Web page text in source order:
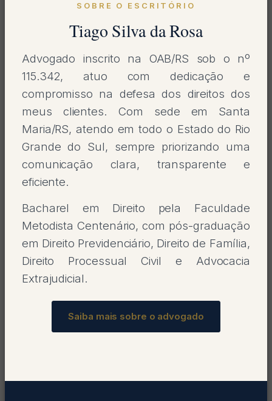
SOBRE O ESCRITÓRIO
Tiago Silva da Rosa
Advogado inscrito na OAB/RS sob o nº
115.342, atuo com dedicação e
compromisso na defesa dos direitos dos
meus clientes. Com sede em Santa
Maria/RS, atendo em todo o Estado do Rio
Grande do Sul, sempre priorizando uma
comunicação clara, transparente e
eficiente.
Bacharel em Direito pela Faculdade
Metodista Centenário, com pós-graduação
em Direito Previdenciário, Direito de Família,
Direito Processual Civil e Advocacia
Extrajudicial.
Saiba mais sobre o advogado